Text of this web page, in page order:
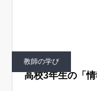
教師の学び
高校3年生の「